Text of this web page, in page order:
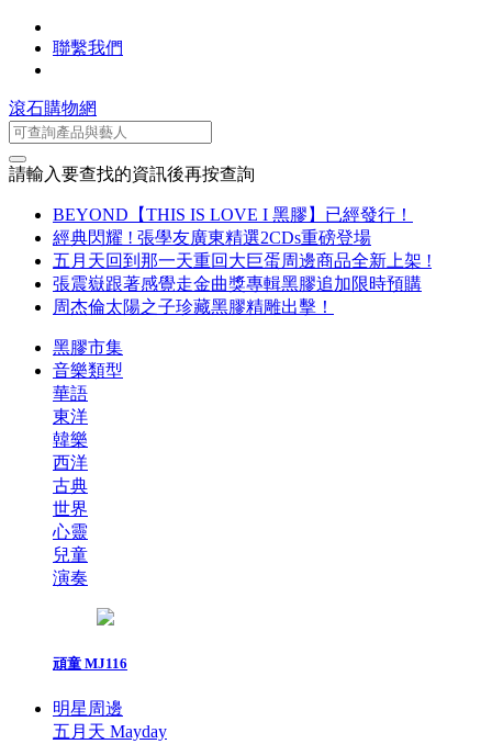
聯繫我們
滾石購物網
請輸入要查找的資訊後再按查詢
BEYOND【THIS IS LOVE I 黑膠】已經發行！
經典閃耀 ! 張學友廣東精選2CDs重磅登場
五月天回到那一天重回大巨蛋周邊商品全新上架 !
張震嶽跟著感覺走金曲獎專輯黑膠追加限時預購
周杰倫太陽之子珍藏黑膠精雕出擊！
黑膠市集
音樂類型
華語
東洋
韓樂
西洋
古典
世界
心靈
兒童
演奏
頑童 MJ116
明星周邊
五月天 Mayday